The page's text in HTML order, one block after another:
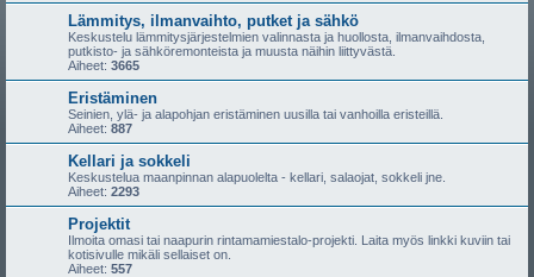
Lämmitys, ilmanvaihto, putket ja sähkö
Keskustelu lämmitysjärjestelmien valinnasta ja huollosta, ilmanvaihdosta,
putkisto- ja sähköremonteista ja muusta näihin liittyvästä.
Aiheet: 3665
Eristäminen
Seinien, ylä- ja alapohjan eristäminen uusilla tai vanhoilla eristeillä.
Aiheet: 887
Kellari ja sokkeli
Keskustelua maanpinnan alapuolelta - kellari, salaojat, sokkeli jne.
Aiheet: 2293
Projektit
Ilmoita omasi tai naapurin rintamamiestalo-projekti. Laita myös linkki kuviin tai
kotisivulle mikäli sellaiset on.
Aiheet: 557